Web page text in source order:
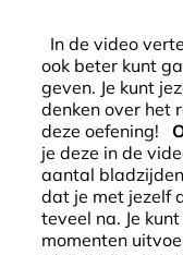
In de video
ook beter kunt
geven. Je kunt
denken over het
deze oefening!
je deze in de
aantal
dat je met jezelf
teveel na. Je
momenten